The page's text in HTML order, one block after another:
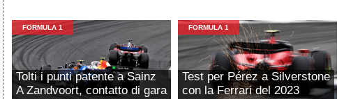
FORMULA 1
Tolti i punti patente a Sainz
A Zandvoort, contatto di gara
FORMULA 1
Test per Pérez a Silverstone
con la Ferrari del 2023